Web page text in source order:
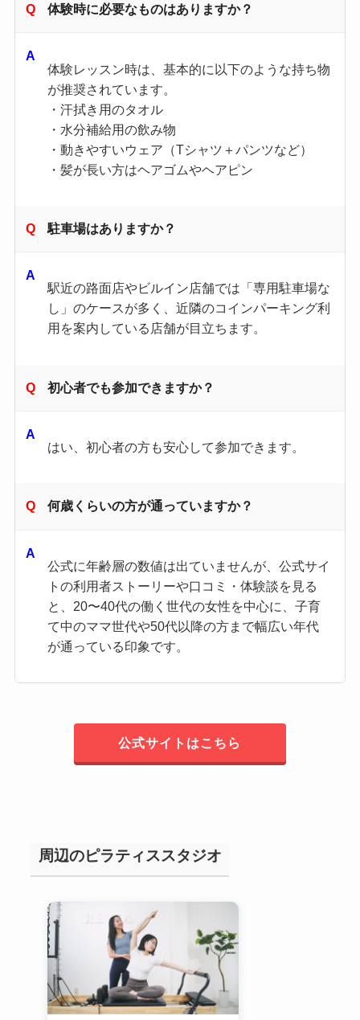
体験時に必要なものはありますか？
体験レッスン時は、基本的に以下のような持ち物
が推奨されています。
・汗拭き用のタオル
・水分補給用の飲み物
・動きやすいウェア（Tシャツ＋パンツなど）
・髪が長い方はヘアゴムやヘアピン
駐車場はありますか？
駅近の路面店やビルイン店舗では「専用駐車場な
し」のケースが多く、近隣のコインパーキング利
用を案内している店舗が目立ちます。
初心者でも参加できますか？
はい、初心者の方も安心して参加できます。
何歳くらいの方が通っていますか？
公式に年齢層の数値は出ていませんが、公式サイ
トの利用者ストーリーや口コミ・体験談を見る
と、20〜40代の働く世代の女性を中心に、子育
て中のママ世代や50代以降の方まで幅広い年代
が通っている印象です。
公式サイトはこちら
周辺のピラティススタジオ